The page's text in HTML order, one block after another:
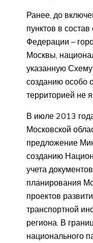
Ранее, до
пунктов в
Федерации –
Москвы,
указанную
созданию особо
территорией не
В июле 2013
Московской
предложение
созданию
учета
планирования
проектов
транспортной
региона. В
национального